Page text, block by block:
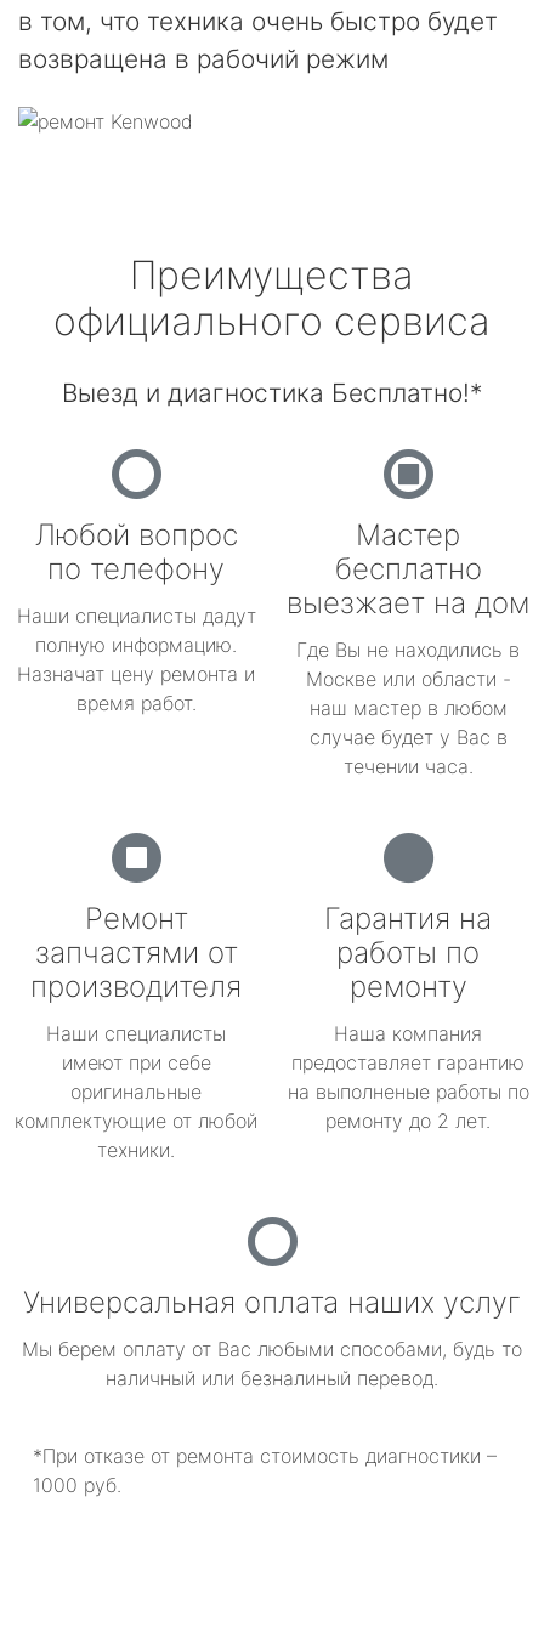
в том, что техника очень быстро будет
возвращена в рабочий режим
Преимущества
официального сервиса
Выезд и диагностика Бесплатно!*
Любой вопрос
по телефону
Наши специалисты дадут
полную информацию.
Назначат цену ремонта и
время работ.
Мастер
бесплатно
выезжает на дом
Где Вы не находились в
Москве или области -
наш мастер в любом
случае будет у Вас в
течении часа.
Ремонт
запчастями от
производителя
Наши специалисты
имеют при себе
оригинальные
комплектующие от любой
техники.
Гарантия на
работы по
ремонту
Наша компания
предоставляет гарантию
на выполненые работы по
ремонту до 2 лет.
Универсальная оплата наших услуг
Мы берем оплату от Вас любыми способами, будь то
наличный или безналиный перевод.
*При отказе от ремонта стоимость диагностики –
1000 руб.